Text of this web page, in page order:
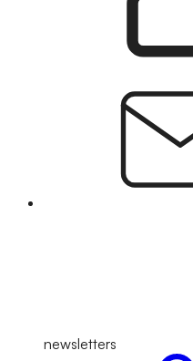
newsletters